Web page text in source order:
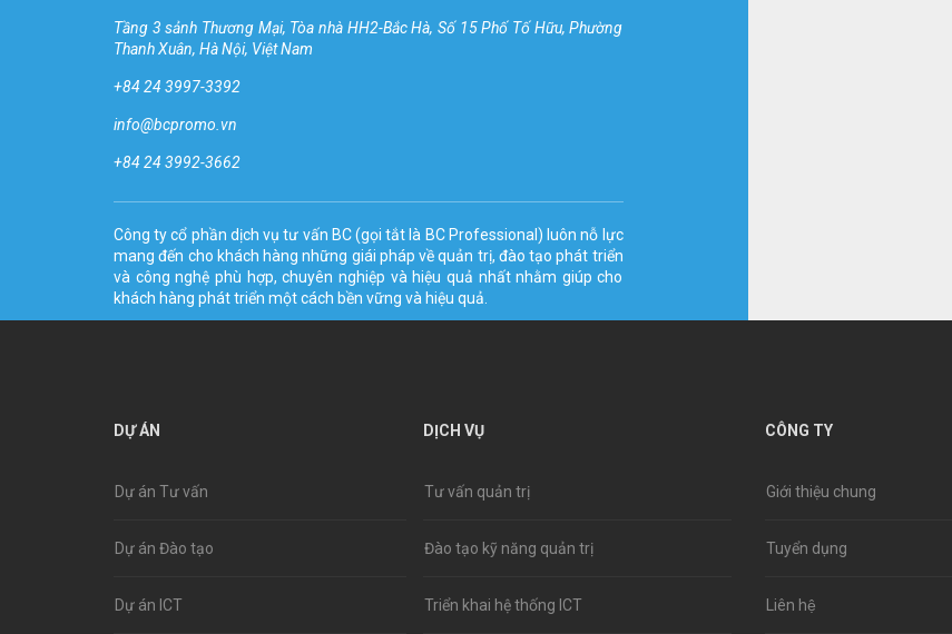
Tầng 3 sảnh Thương Mại, Tòa nhà HH2-Bắc Hà, Số 15 Phố Tố Hữu, Phường
Thanh Xuân, Hà Nội, Việt Nam
+84 24 3997-3392
info@bcpromo.vn
+84 24 3992-3662
Công ty cổ phần dịch vụ tư vấn BC (gọi tắt là BC Professional) luôn nỗ lực
mang đến cho khách hàng những giái pháp về quản trị, đào tạo phát triển
và công nghệ phù hợp, chuyên nghiệp và hiệu quả nhất nhằm giúp cho
khách hàng phát triển một cách bền vững và hiệu quả.
DỰ ÁN
Dự án Tư vấn
Dự án Đào tạo
Dự án ICT
DỊCH VỤ
Tư vấn quản trị
Đào tạo kỹ năng quản trị
Triển khai hệ thống ICT
CÔNG TY
Giới thiệu chung
Tuyển dụng
Liên hệ